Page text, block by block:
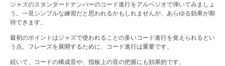
ジャズのスタンダードナンバーのコード進行をアルペジオで弾いてみましょ
う。一見シンプルな練習だと思われるかもしれませんが、あらゆる効果が期
待できます。
最初のポイントはジャズで使われることの多いコード進行を覚えられるとい
う点。フレーズを展開するために、コード進行は重要です。
続いて、コードの構成音や、指板上の音の把握にも効果的です。